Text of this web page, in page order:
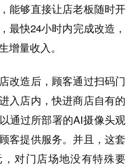
能够直接让店老板随时开
最快24小时内完成改造，
增量收入。
改造后，顾客通过扫码门
入店内，快进商店自有的
通过所部署的AI摄像头观
客提供服务。并且，这套
对门店场地没有特殊要